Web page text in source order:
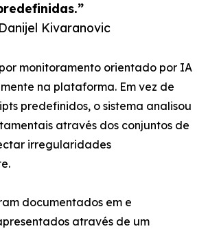
Kivaranovic
monitoramento orientado por IA
na plataforma. Em vez de
predefinidos, o sistema analisou
através dos conjuntos de
irregularidades
documentados em e
através de um